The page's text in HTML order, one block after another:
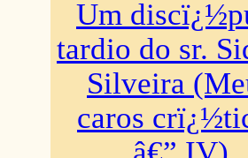
Um
tardio do sr.
Silveira
caros